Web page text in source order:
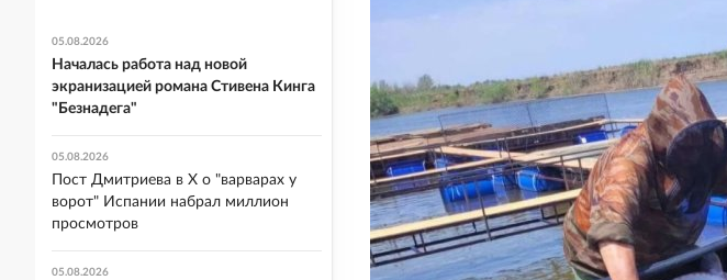
05.08.2026
Началась работа над новой
экранизацией романа Стивена Кинга
"Безнадега"
05.08.2026
Пост Дмитриева в X о "варварах у
ворот" Испании набрал миллион
просмотров
05.08.2026